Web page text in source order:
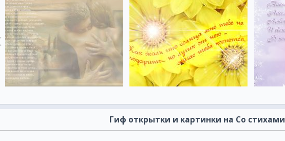
Гиф открытки и картинки на Со стихами